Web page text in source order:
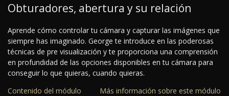
Obturadores, abertura y su relación
Aprende cómo controlar tu cámara y capturar las imágenes que
siempre has imaginado. George te introduce en las poderosas
técnicas de pre visualización y te proporciona una comprensión
en profundidad de las opciones disponibles en tu cámara para
conseguir lo que quieras, cuando quieras.
Contenido del módulo
Más información sobre este módulo